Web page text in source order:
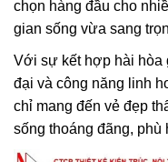
chọn hàng đầu cho
gian sống vừa sang
Với sự kết hợp hài hòa
đại và công năng linh
chỉ mang đến vẻ đẹp
sống thoáng đãng,